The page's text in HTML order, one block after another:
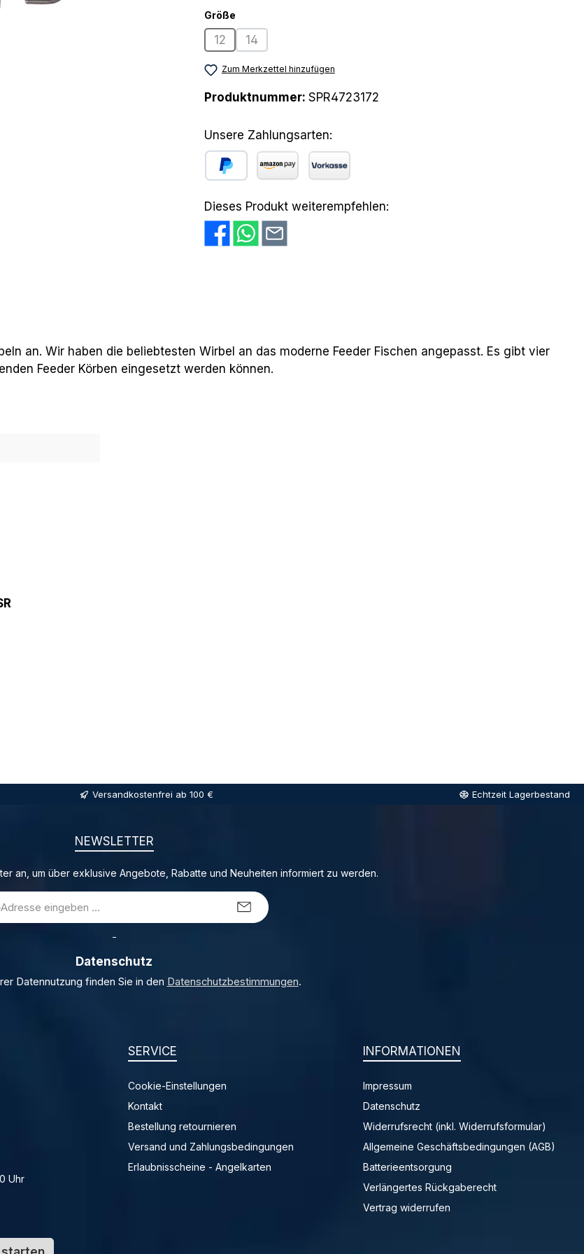
Größeauswählen
12
(Diese Option ist zurzeit nicht verfügbar.)
14
(Diese Option ist zurzeit nicht verfügbar.)
Zum Merkzettel hinzufügen
Produktnummer: SPR4723172
Unsere Zahlungsarten:
Dieses Produkt weiterempfehlen:
an. Wir haben die beliebtesten Wirbel an das moderne Feeder Fischen angepasst. Es gibt vier
Feeder Körben eingesetzt werden können.
Versandkostenfrei ab 100 € Echtzeit Lagerbestand
NEWSLETTER
an, um über exklusive Angebote, Rabatte und Neuheiten informiert zu werden.
Datenschutz
Datennutzung finden Sie in den Datenschutzbestimmungen.
Uhr
SERVICE
Cookie-Einstellungen
Kontakt
Bestellung retournieren
Versand und Zahlungsbedingungen
Erlaubnisscheine - Angelkarten
INFORMATIONEN
Impressum
Datenschutz
Widerrufsrecht (inkl. Widerrufsformular)
Allgemeine Geschäftsbedingungen (AGB)
Batterieentsorgung
Verlängertes Rückgaberecht
Vertrag widerrufen